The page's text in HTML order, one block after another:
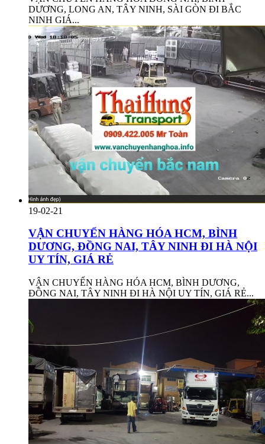
DƯƠNG, LONG AN, TÂY NINH, SÀI GÒN ĐI BẮC
NINH GIÁ...
19-02-21
VẬN CHUYỂN HÀNG HÓA HCM, BÌNH
DƯƠNG, ĐỒNG NAI, TÂY NINH ĐI HÀ NỘI
UY TÍN, GIÁ RẺ
VẬN CHUYỂN HÀNG HÓA HCM, BÌNH DƯƠNG,
ĐỒNG NAI, TÂY NINH ĐI HÀ NỘI UY TÍN, GIÁ RẺ...